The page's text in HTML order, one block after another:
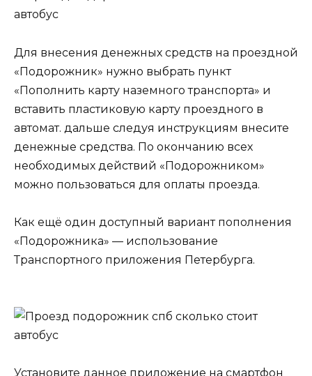
Для внесения денежных средств на проездной
«Подорожник» нужно выбрать пункт
«Пополнить карту наземного транспорта» и
вставить пластиковую карту проездного в
автомат. дальше следуя инструкциям внесите
денежные средства. По окончанию всех
необходимых действий «Подорожником»
можно пользоваться для оплаты проезда.
Как ещё один доступный вариант пополнения
«Подорожника» — использование
Транспортного приложения Петербурга.
Установите данное приложение на смартфон